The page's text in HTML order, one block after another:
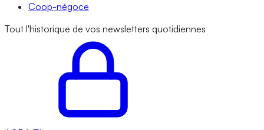
Coop-négoce
Tout l'historique de vos newsletters quotidiennes